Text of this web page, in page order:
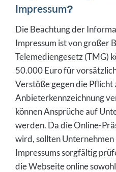
Impressum?
Die Beachtung der
Impressum ist von großer
Telemediengesetz (TMG)
50.000 Euro für
Verstöße gegen die Pflicht
Anbieterkennzeichnung
können Ansprüche auf
werden. Da die Online-
wird, sollten Unternehmen
Impressums sorgfältig
die Webseite online